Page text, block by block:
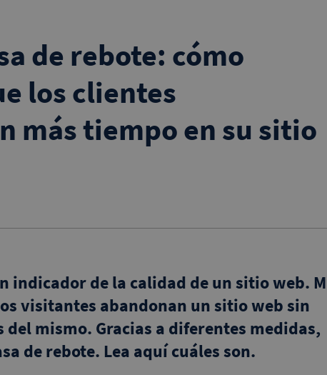
de rebote: cómo
los clientes
más tiempo en su sitio
indicador de la calidad de un sitio web.
visitantes abandonan un sitio web sin
mismo. Gracias a diferentes medidas,
de rebote. Lea aquí cuáles son.